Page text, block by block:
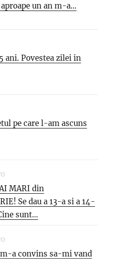
un an m-a...
ani. Povestea zilei in
pe care l-am ascuns
MARI din
Se dau a 13-a si a 14-
sunt...
a convins sa-mi vand